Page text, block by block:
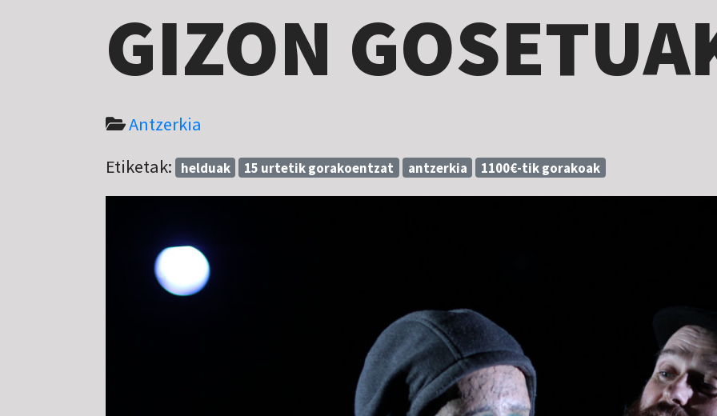
GIZON
Antzerkia
Etiketak: helduak 15 urtetik gorakoentzat antzerkia 1100€-tik gorakoak